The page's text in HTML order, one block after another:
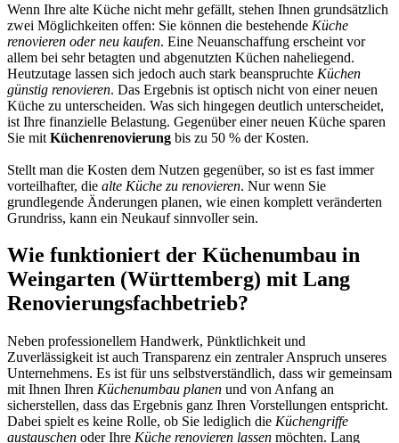
Wenn Ihre alte Küche nicht mehr gefällt, stehen Ihnen grundsätzlich
zwei Möglichkeiten offen: Sie können die bestehende Küche
renovieren oder neu kaufen. Eine Neuanschaffung erscheint vor
allem bei sehr betagten und abgenutzten Küchen naheliegend.
Heutzutage lassen sich jedoch auch stark beanspruchte Küchen
günstig renovieren. Das Ergebnis ist optisch nicht von einer neuen
Küche zu unterscheiden. Was sich hingegen deutlich unterscheidet,
ist Ihre finanzielle Belastung. Gegenüber einer neuen Küche sparen
Sie mit Küchenrenovierung bis zu 50 % der Kosten.
Stellt man die Kosten dem Nutzen gegenüber, so ist es fast immer
vorteilhafter, die alte Küche zu renovieren. Nur wenn Sie
grundlegende Änderungen planen, wie einen komplett veränderten
Grundriss, kann ein Neukauf sinnvoller sein.
Wie funktioniert der Küchenumbau in
Weingarten (Württemberg) mit Lang
Renovierungsfachbetrieb?
Neben professionellem Handwerk, Pünktlichkeit und
Zuverlässigkeit ist auch Transparenz ein zentraler Anspruch unseres
Unternehmens. Es ist für uns selbstverständlich, dass wir gemeinsam
mit Ihnen Ihren Küchenumbau planen und von Anfang an
sicherstellen, dass das Ergebnis ganz Ihren Vorstellungen entspricht.
Dabei spielt es keine Rolle, ob Sie lediglich die Küchengriffe
austauschen oder Ihre Küche renovieren lassen möchten. Lang